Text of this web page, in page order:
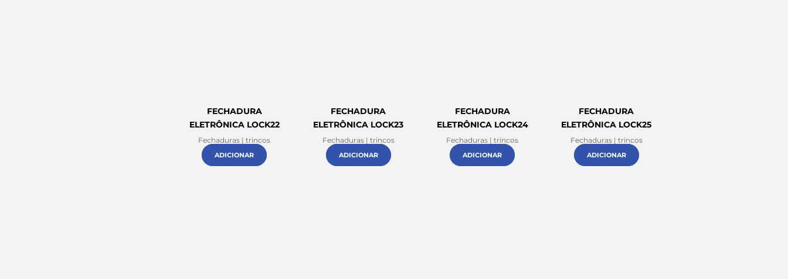
FECHADURA
ELETRÔNICA LOCK22
Fechaduras | trincos
ADICIONAR
FECHADURA
ELETRÔNICA LOCK23
Fechaduras | trincos
ADICIONAR
FECHADURA
ELETRÔNICA LOCK24
Fechaduras | trincos
ADICIONAR
FECHADURA
ELETRÔNICA LOCK25
Fechaduras | trincos
ADICIONAR